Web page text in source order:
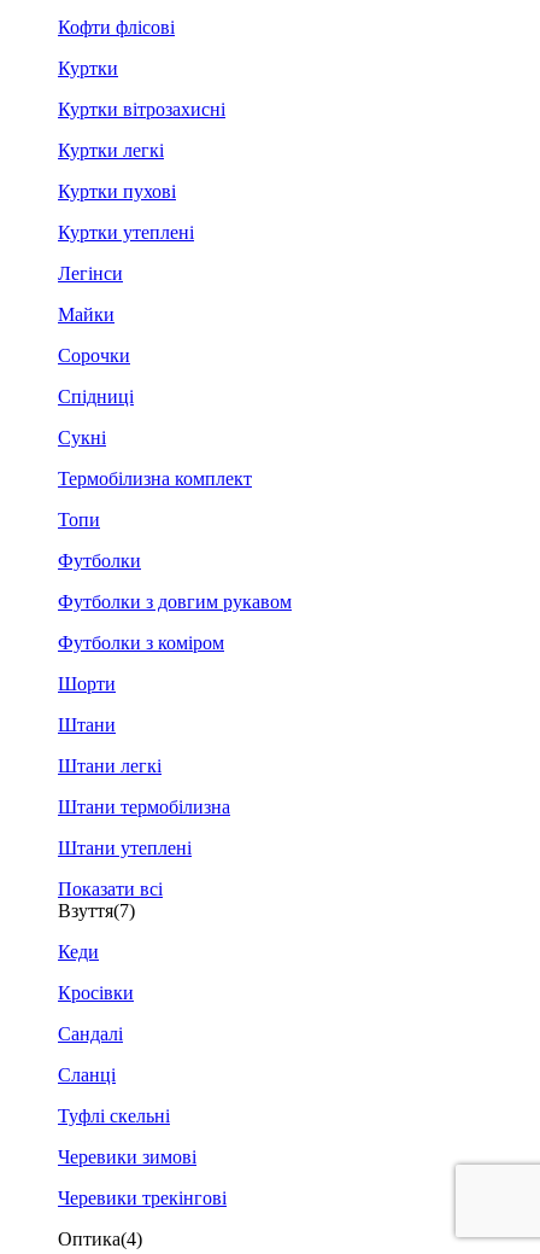
Кофти флісові
Куртки
Куртки вітрозахисні
Куртки легкі
Куртки пухові
Куртки утеплені
Легінси
Майки
Сорочки
Спідниці
Сукні
Термобілизна комплект
Топи
Футболки
Футболки з довгим рукавом
Футболки з коміром
Шорти
Штани
Штани легкі
Штани термобілизна
Штани утеплені
Показати всі
Взуття(7)
Кеди
Кросівки
Сандалі
Сланці
Туфлі скельні
Черевики зимові
Черевики трекінгові
Оптика(4)